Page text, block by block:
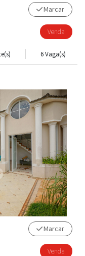
Marcar
Venda
6 Vaga(s)
Marcar
Venda